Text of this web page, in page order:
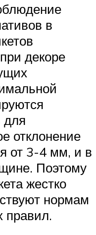
в
декоре
для
отклонение
от 3-4 мм, и в
Поэтому
жестко
нормам
правил.